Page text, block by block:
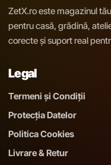
ZetX.ro este magazinul
pentru casă, grădină,
corecte și suport real
Legal
Termeni și Condiții
Protecția Datelor
Politica Cookies
Livrare & Retur